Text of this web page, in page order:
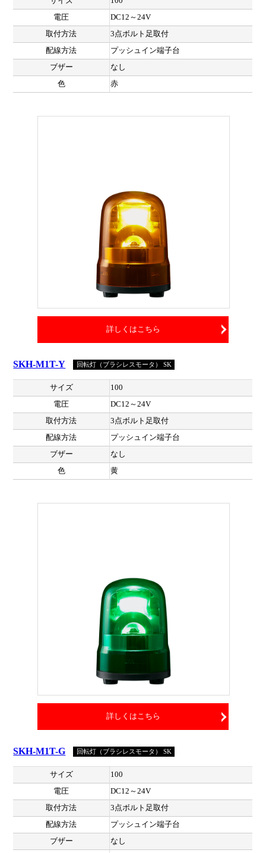
電圧
DC12～24V
取付方法
3点ボルト足取付
配線方法
プッシュイン端子台
ブザー
なし
色
赤
詳しくはこちら
SKH-M1T-Y 回転灯（ブラシレスモータ） SK
サイズ
100
電圧
DC12～24V
取付方法
3点ボルト足取付
配線方法
プッシュイン端子台
ブザー
なし
色
黄
詳しくはこちら
SKH-M1T-G 回転灯（ブラシレスモータ） SK
サイズ
100
電圧
DC12～24V
取付方法
3点ボルト足取付
配線方法
プッシュイン端子台
ブザー
なし